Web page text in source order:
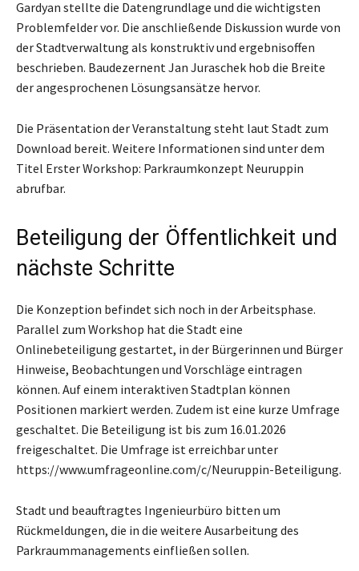
Gardyan stellte die Datengrundlage und die wichtigsten
Problemfelder vor. Die anschließende Diskussion wurde von
der Stadtverwaltung als konstruktiv und ergebnisoffen
beschrieben. Baudezernent Jan Juraschek hob die Breite
der angesprochenen Lösungsansätze hervor.
Die Präsentation der Veranstaltung steht laut Stadt zum
Download bereit. Weitere Informationen sind unter dem
Titel Erster Workshop: Parkraumkonzept Neuruppin
abrufbar.
Beteiligung der Öffentlichkeit und
nächste Schritte
Die Konzeption befindet sich noch in der Arbeitsphase.
Parallel zum Workshop hat die Stadt eine
Onlinebeteiligung gestartet, in der Bürgerinnen und Bürger
Hinweise, Beobachtungen und Vorschläge eintragen
können. Auf einem interaktiven Stadtplan können
Positionen markiert werden. Zudem ist eine kurze Umfrage
geschaltet. Die Beteiligung ist bis zum 16.01.2026
freigeschaltet. Die Umfrage ist erreichbar unter
https://www.umfrageonline.com/c/Neuruppin-Beteiligung.
Stadt und beauftragtes Ingenieurbüro bitten um
Rückmeldungen, die in die weitere Ausarbeitung des
Parkraummanagements einfließen sollen.